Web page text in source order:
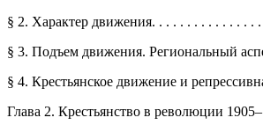
§ 2. Характер движения. . . . . . . . . . . . . . .
§ 3. Подъем движения. Региональный
§ 4. Крестьянское движение и
Глава 2. Крестьянство в революции